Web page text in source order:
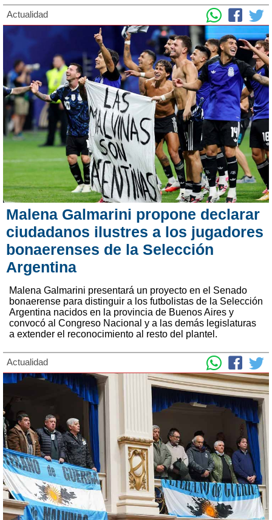
Actualidad
Malena Galmarini propone declarar
ciudadanos ilustres a los jugadores
bonaerenses de la Selección
Argentina
Malena Galmarini presentará un proyecto en el Senado
bonaerense para distinguir a los futbolistas de la Selección
Argentina nacidos en la provincia de Buenos Aires y
convocó al Congreso Nacional y a las demás legislaturas
a extender el reconocimiento al resto del plantel.
Actualidad